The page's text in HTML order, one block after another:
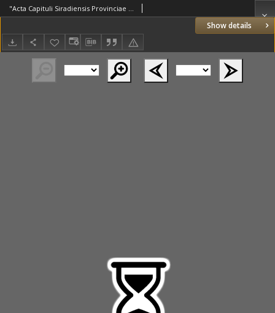
Show details
"Acta Capituli Siradiensis Provinciae Poloniae Ordinis Praedicatorum Die 29 Aprilis Anno 1662 Celebrati"